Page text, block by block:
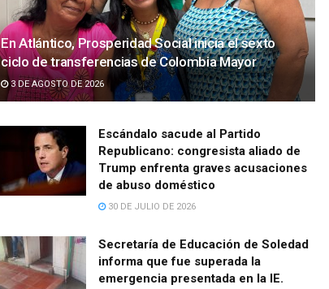
En Atlántico, Prosperidad Social inicia el sexto
ciclo de transferencias de Colombia Mayor
3 DE AGOSTO DE 2026
Escándalo sacude al Partido
Republicano: congresista aliado de
Trump enfrenta graves acusaciones
de abuso doméstico
30 DE JULIO DE 2026
Secretaría de Educación de Soledad
informa que fue superada la
emergencia presentada en la IE.